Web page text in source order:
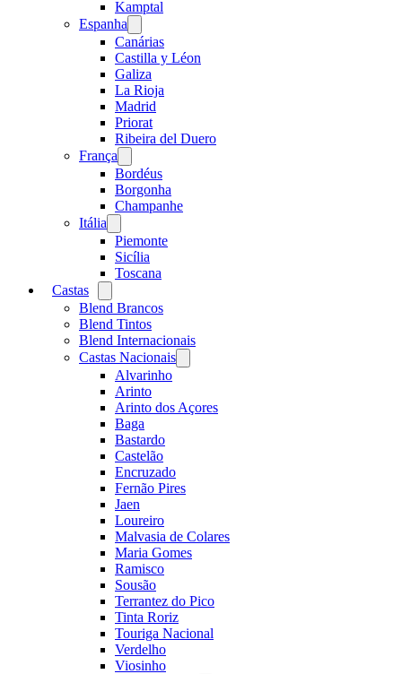
Kamptal
Espanha
menu
Canárias
Castilla y Léon
Galiza
La Rioja
Madrid
Priorat
Ribeira del Duero
França
menu
Bordéus
Borgonha
Champanhe
Itália
menu
Piemonte
Sicília
Toscana
Castas
menu
Blend Brancos
Blend Tintos
Blend Internacionais
Castas Nacionais
menu
Alvarinho
Arinto
Arinto dos Açores
Baga
Bastardo
Castelão
Encruzado
Fernão Pires
Jaen
Loureiro
Malvasia de Colares
Maria Gomes
Ramisco
Sousão
Terrantez do Pico
Tinta Roriz
Touriga Nacional
Verdelho
Viosinho